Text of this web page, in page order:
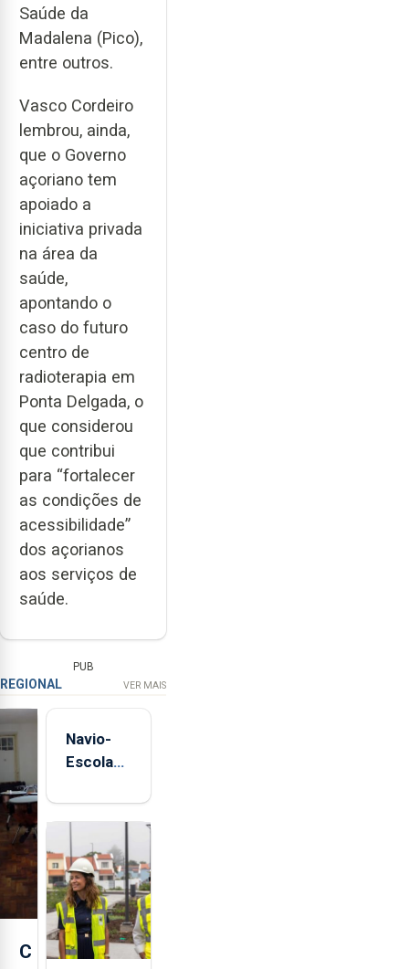
Saúde da
Madalena (Pico),
entre outros.
Vasco Cordeiro
lembrou, ainda,
que o Governo
açoriano tem
apoiado a
iniciativa privada
na área da
saúde,
apontando o
caso do futuro
centro de
radioterapia em
Ponta Delgada, o
que considerou
que contribui
para “fortalecer
as condições de
acessibilidade”
dos açorianos
aos serviços de
saúde.
PUB
REGIONAL VER MAIS
C
Navio-
Escola
está de
aos
Açores